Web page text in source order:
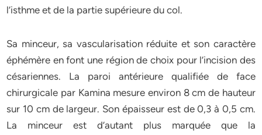
l’isthme et de la partie supérieure du col.
Sa minceur, sa vascularisation réduite et son caractère
éphémère en font une région de choix pour l’incision des
césariennes. La paroi antérieure qualifiée de face
chirurgicale par Kamina mesure environ 8 cm de hauteur
sur 10 cm de largeur. Son épaisseur est de 0,3 à 0,5 cm.
La minceur est d’autant plus marquée que la